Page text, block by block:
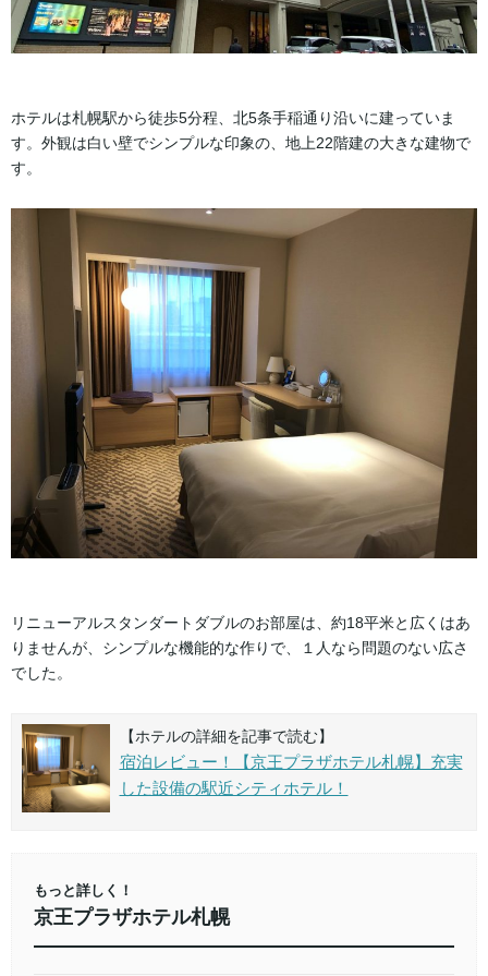
ホテルは札幌駅から徒歩5分程、北5条手稲通り沿いに建っていま
す。外観は白い壁でシンプルな印象の、地上22階建の大きな建物で
す。
リニューアルスタンダートダブルのお部屋は、約18平米と広くはあ
りませんが、シンプルな機能的な作りで、１人なら問題のない広さ
でした。
【ホテルの詳細を記事で読む】
宿泊レビュー！【京王プラザホテル札幌】充実
した設備の駅近シティホテル！
もっと詳しく！
京王プラザホテル札幌